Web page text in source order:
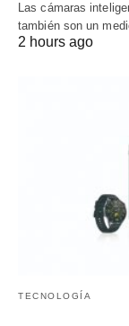
Las cámaras
también son un
2 hours ago
TECNOLOGÍA